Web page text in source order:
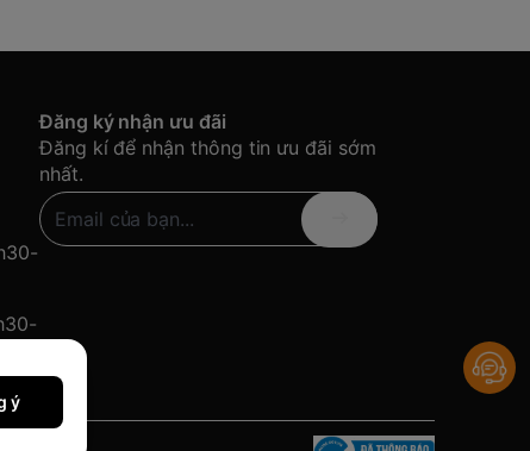
Đăng ký nhận ưu đãi
Đăng kí để nhận thông tin ưu đãi sớm
nhất.
ý